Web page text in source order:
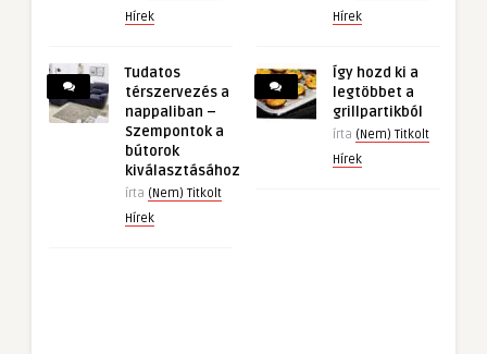
Hírek
Tudatos
térszervezés a
nappaliban –
Szempontok a
bútorok
kiválasztásához
írta (Nem) Titkolt
Hírek
Hírek
Így hozd ki a
legtöbbet a
grillpartikból
írta (Nem) Titkolt
Hírek